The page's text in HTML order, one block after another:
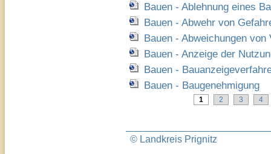
Bauen - Ablehnung eines
Bauen - Abwehr von
Bauen - Abweichungen
Bauen - Anzeige der
Bauen -
Bauen - Baugenehmigung
1 2 3 4
© Landkreis Prignitz